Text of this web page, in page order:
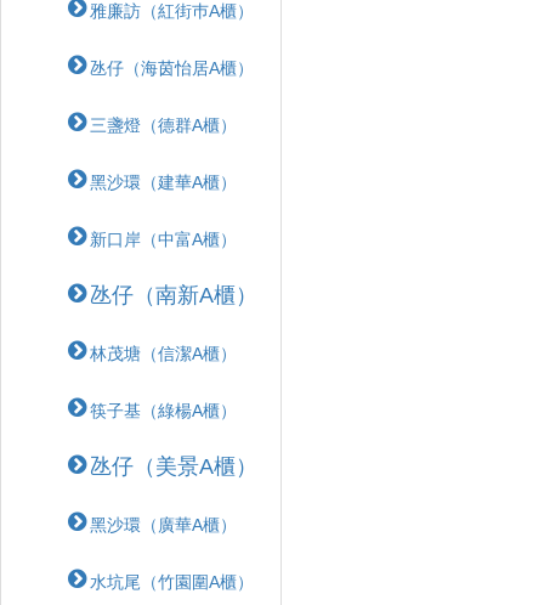
雅廉訪（紅街巿A櫃）
氹仔（海茵怡居A櫃）
三盞燈（德群A櫃）
黑沙環（建華A櫃）
新口岸（中富A櫃）
氹仔（南新A櫃）
林茂塘（信潔A櫃）
筷子基（綠楊A櫃）
氹仔（美景A櫃）
黑沙環（廣華A櫃）
水坑尾（竹園圍A櫃）